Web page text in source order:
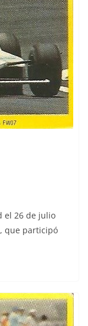
el 26 de julio
que participó